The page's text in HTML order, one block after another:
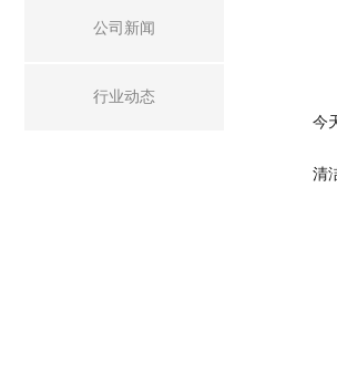
公司新闻
行业动态
今
清